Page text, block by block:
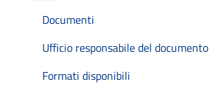
Documenti
Ufficio responsabile del documento
Formati disponibili